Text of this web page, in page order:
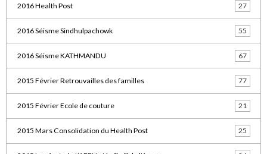
2016 Health Post 27
2016 Séisme Sindhulpachowk 55
2016 Séisme KATHMANDU 67
2015 Février Retrouvailles des familles 77
2015 Février Ecole de couture 21
2015 Mars Consolidation du Health Post 25